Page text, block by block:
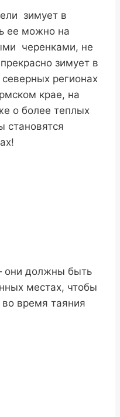
зимует в
ее можно на
черенками, не
зимует в
регионах
крае, на
о более теплых
становятся
они должны быть
местах, чтобы
время таяния